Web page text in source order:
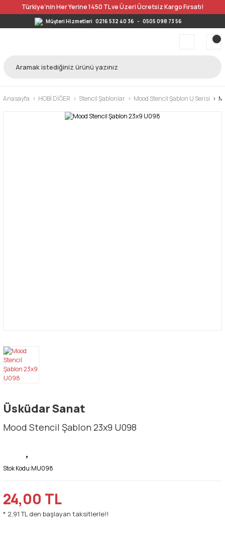
Türkiye’nin Her Yerine 1450 TL ve Üzeri Ücretsiz Kargo Fırsatı!
Müşteri Hizmetleri 0216 532 40 36 - 0505 098 73 56
Anasayfa HOBİ DİĞER Stencil Şablonlar Mood Stencil Şablon U Serisi
Üsküdar Sanat
Mood Stencil Şablon 23x9 U098
Stok Kodu:MU098
24,00 TL
* 2,91 TL den başlayan taksitlerle!!